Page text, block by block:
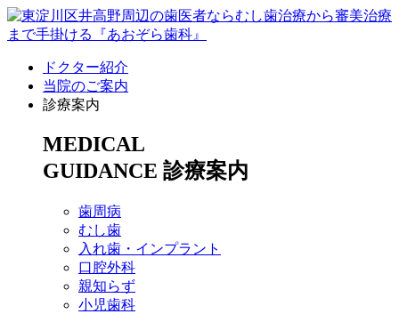
ドクター紹介
当院のご案内
診療案内
MEDICAL
GUIDANCE 診療案内
歯周病
むし歯
入れ歯・インプラント
口腔外科
親知らず
小児歯科